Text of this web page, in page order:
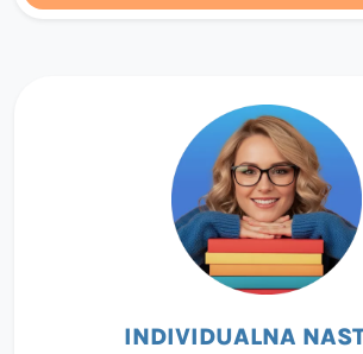
INDIVIDUALNA